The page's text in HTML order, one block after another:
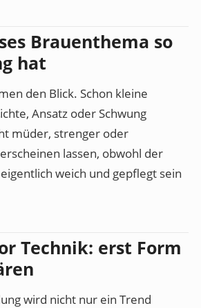
Brauenthema so
hat
den Blick. Schon kleine
Ansatz oder Schwung
müder, strenger oder
lassen, obwohl der
weich und gepflegt sein
Technik: erst Form
wird nicht nur ein Trend